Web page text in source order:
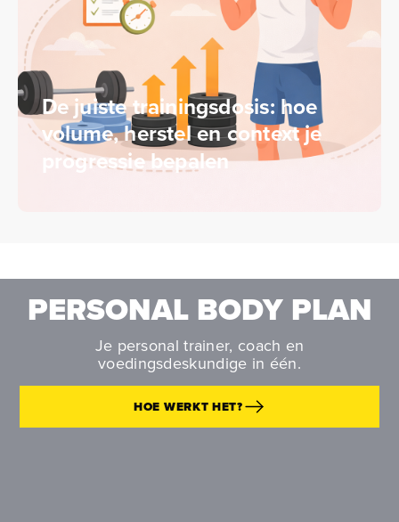
De juiste trainingsdosis: hoe
volume, herstel en context je
progressie bepalen
PERSONAL BODY PLAN
Je personal trainer, coach en
voedingsdeskundige in één.
HOE WERKT HET?